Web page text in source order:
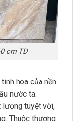
cm TD
hoa của nền
nước ta.
lượng tuyệt vời,
Thuộc thương